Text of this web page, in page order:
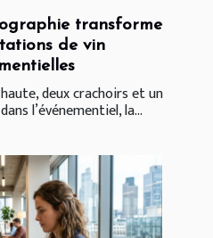
transforme
de vin
deux crachoirs et un
l’événementiel, la...